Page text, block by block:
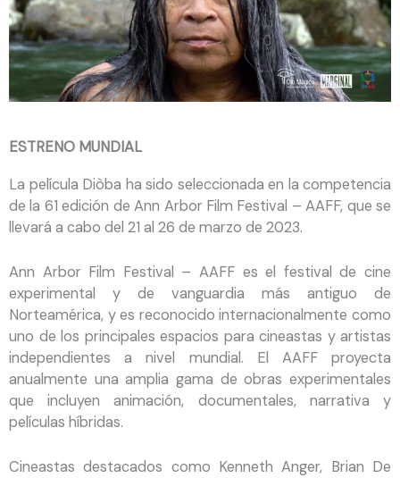
ESTRENO MUNDIAL
La película Diòba ha sido seleccionada en la competencia
de la 61 edición de Ann Arbor Film Festival – AAFF, que se
llevará a cabo del 21 al 26 de marzo de 2023.
Ann Arbor Film Festival – AAFF es el festival de cine
experimental y de vanguardia más antiguo de
Norteamérica, y es reconocido internacionalmente como
uno de los principales espacios para cineastas y artistas
independientes a nivel mundial. El AAFF proyecta
anualmente una amplia gama de obras experimentales
que incluyen animación, documentales, narrativa y
películas híbridas.
Cineastas destacados como Kenneth Anger, Brian De